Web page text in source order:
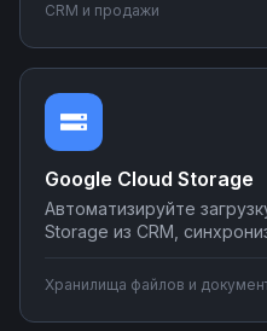
Настраивайте
программирования на
CRM и продажи
Google Cloud Storage
Автоматизируйте
Storage из CRM,
уведомления о новых
Создавайте интеграции
программирования на
Хранилища файлов и